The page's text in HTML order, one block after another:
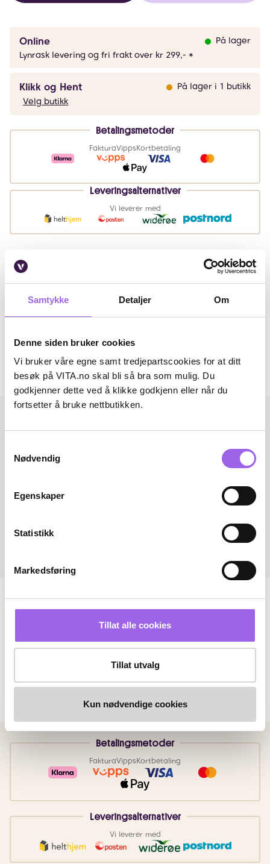
Samtykke Detaljer Om
Denne siden bruker cookies
Vi bruker våre egne samt tredjepartscookies for at ditt
besøk på VITA.no skal bli så bra som mulig. Du
godkjenner dette ved å klikke godkjenn eller når du
fortsetter å bruke nettbutikken.
Nødvendig
Egenskaper
Statistikk
Markedsføring
Tillat alle cookies
Tillat utvalg
Kun nødvendige cookies
Online
På lager
Lynrask levering og fri frakt over kr 299,- *
Klikk og Hent
På lager i 1 butikk
Velg butikk
Betalingsmetoder
FakturaVippsKortbetaling
Leveringsalternativer
Vi leverer med
Beskrivelse
Bruk
Andre har også kjøpt..
Betalingsmetoder
FakturaVippsKortbetaling
Leveringsalternativer
Vi leverer med